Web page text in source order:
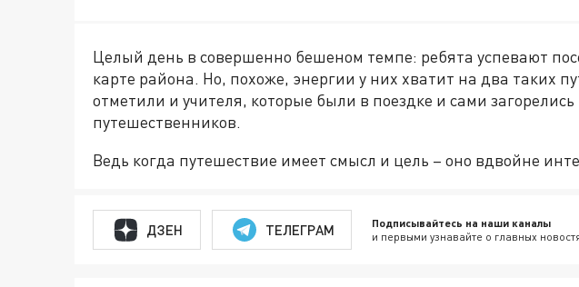
Целый день в совершенно бешеном темпе: ребята успевают
карте района. Но, похоже, энергии у них хватит на два таких
отметили и учителя, которые были в поездке и сами
путешественников.
Ведь когда путешествие имеет смысл и цель – оно вдвойне
ДЗЕН ТЕЛЕГРАМ Подписывайтесь на наши каналы
и первыми узнавайте о главных